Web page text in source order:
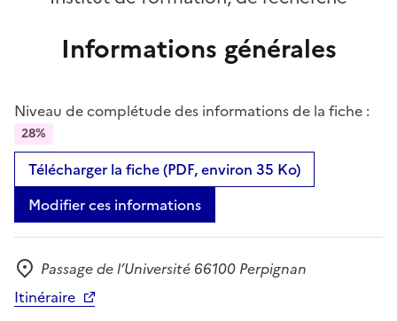
Informations générales
Niveau de complétude des informations de la fiche :
28%
Télécharger la fiche (PDF, environ 35 Ko)
Modifier ces informations
Adresse
Passage de l’Université 66100 Perpignan
Itinéraire